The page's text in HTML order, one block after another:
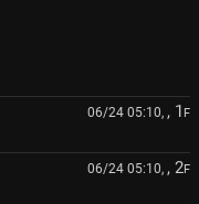
06/24 05:10, , 1 F
06/24 05:10, , 2F